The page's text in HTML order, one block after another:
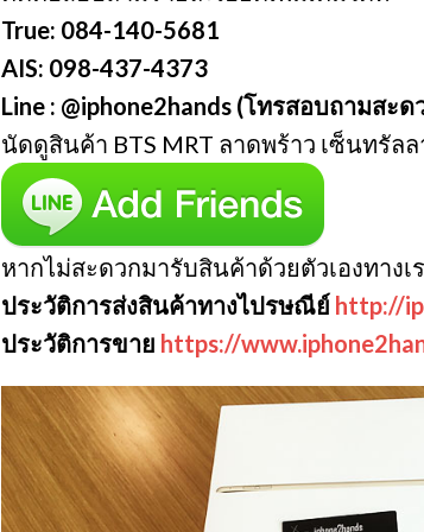
True: 084-140-5681
AIS: 098-437-4373
Line : @iphone2hands (โทรสอบถามสะ
นัดดูสินค้า BTS MRT ลาดพร้าว เซ็นทรัล
หากไม่สะดวกมารับสินค้าด้วยตัวเองทางเ
ประวัติการส่งสินค้าทางไปรษณีย์ http://
ประวัติการขาย https://